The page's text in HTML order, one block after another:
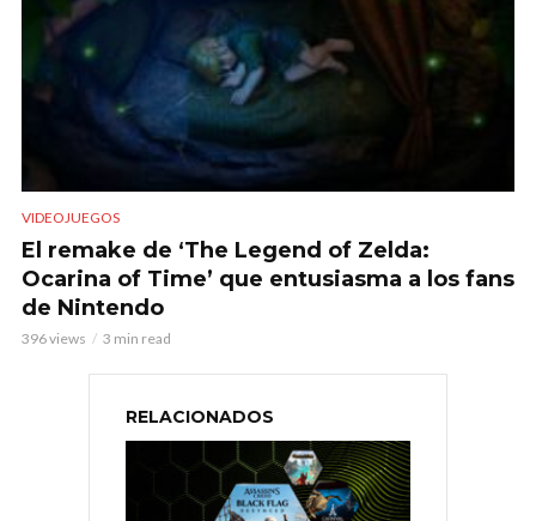
VIDEOJUEGOS
El remake de ‘The Legend of Zelda:
Ocarina of Time’ que entusiasma a los fans
de Nintendo
396 views 3 min read
RELACIONADOS